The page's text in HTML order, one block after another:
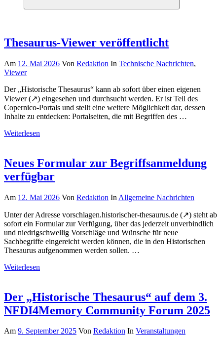
Suchen
Thesaurus-Viewer veröffentlicht
Am 12. Mai 2026 Von Redaktion In Technische Nachrichten,
Viewer
Der „Historische Thesaurus“ kann ab sofort über einen eigenen
Viewer (↗) eingesehen und durchsucht werden. Er ist Teil des
Copernico-Portals und stellt eine weitere Möglichkeit dar, dessen
Inhalte zu entdecken: Portalseiten, die mit Begriffen des …
Weiterlesen
Neues Formular zur Begriffsanmeldung
verfügbar
Am 12. Mai 2026 Von Redaktion In Allgemeine Nachrichten
Unter der Adresse vorschlagen.historischer-thesaurus.de (↗) steht ab
sofort ein Formular zur Verfügung, über das jederzeit unverbindlich
und niedrigschwellig Vorschläge und Wünsche für neue
Sachbegriffe eingereicht werden können, die in den Historischen
Thesaurus aufgenommen werden sollen. …
Weiterlesen
Der „Historische Thesaurus“ auf dem 3.
NFDI4Memory Community Forum 2025
Am 9. September 2025 Von Redaktion In Veranstaltungen